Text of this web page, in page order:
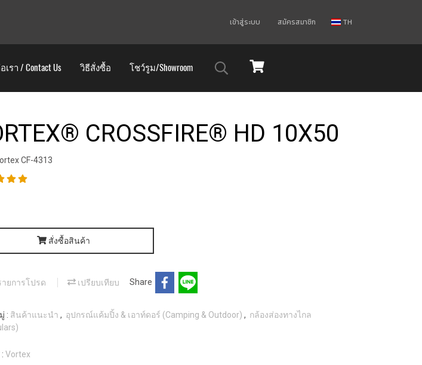
เข้าสู่ระบบ สมัครสมาชิก TH
รา / Contact Us วิธีสั่งซื้อ โชว์รูม/Showroom
CROSSFIRE® HD 10X50
CF-4313
สั่งซื้อสินค้า
ายการโปรด เปรียบเทียบ Share
: สินค้าแนะนำ , อุปกรณ์แค้มปิ้ง & เอาท์ดอร์ (Camping & Outdoor) , กล้องส่องทางไกล
Vortex